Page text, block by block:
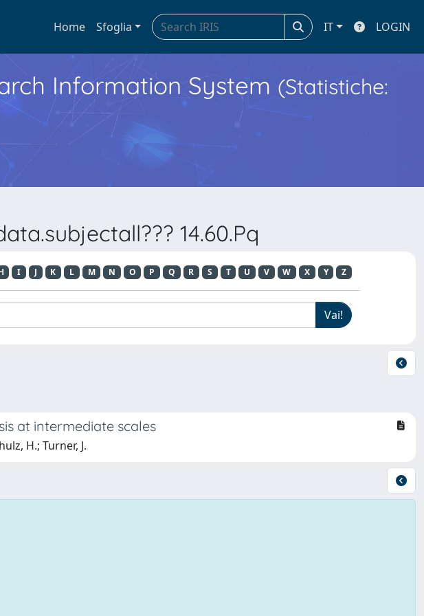
Home Sfoglia IT LOGIN
Information System (Statistiche:
14.60.Pq
I J K L M N O P Q R S T U V W X Y Z
at intermediate scales
H.; Turner, J.